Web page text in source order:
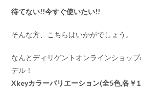
待てない!!今すぐ使いたい!!
そんな方、こちらはいかがでしょう。
なんとディリゲントオンラインショッ
デル！
Xkeyカラーバリエーション(全5色,各￥